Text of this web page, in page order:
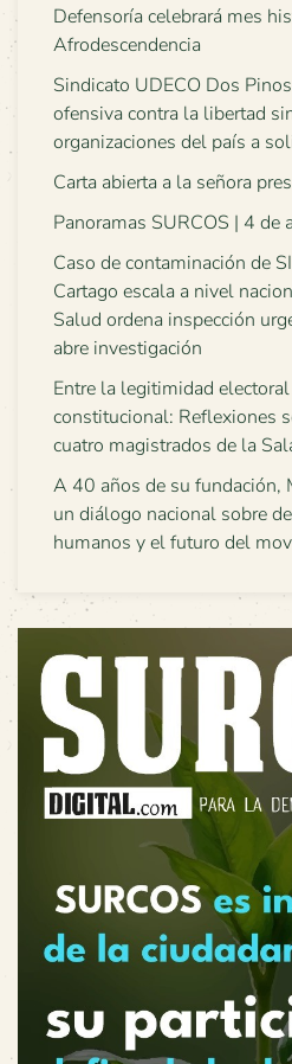
Defensoría celebrará mes
Afrodescendencia
Sindicato UDECO Dos
ofensiva contra la libertad
organizaciones del país a
Carta abierta a la señora
Panoramas SURCOS | 4 de
Caso de contaminación de
Cartago escala a nivel
Salud ordena inspección
abre investigación
Entre la legitimidad
constitucional: Reflexiones
cuatro magistrados de la
A 40 años de su fundación,
un diálogo nacional sobre
humanos y el futuro del